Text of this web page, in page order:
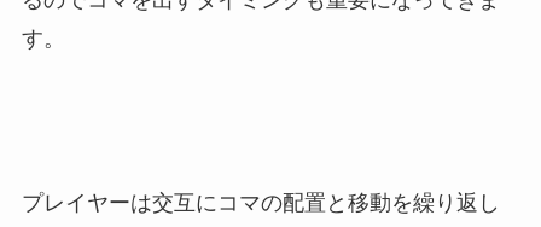
す。
プレイヤーは交互にコマの配置と移動を繰り返し